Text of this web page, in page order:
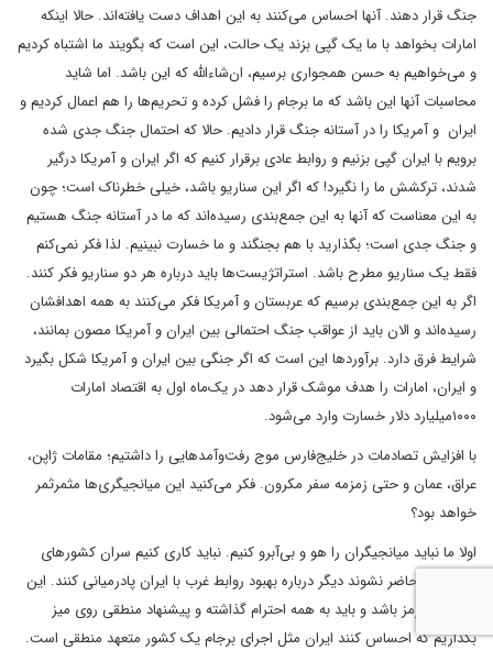
جنگ قرار دهند. آنها احساس می‌کنند به این اهداف دست یافته‌اند. حالا اینکه
امارات بخواهد با ما یک گپی بزند یک حالت، این است که بگویند ما اشتباه کردیم
و می‌خواهیم به حسن همجواری برسیم، ان‌شاءالله که این باشد. اما شاید
محاسبات آنها این باشد که ما برجام را فشل کرده و تحریم‌ها را هم اعمال کردیم و
ایران و آمریکا را در آستانه جنگ قرار دادیم. حالا که احتمال جنگ جدی شده
برویم با ایران گپی بزنیم و روابط عادی برقرار کنیم که اگر ایران و آمریکا درگیر
شدند، ترکشش ما را نگیرد! که اگر این سناریو باشد، خیلی خطرناک است؛ چون
به این معناست که آنها به این جمع‌بندی رسیده‌اند که ما در آستانه جنگ هستیم
و جنگ جدی است؛ بگذارید با هم بجنگند و ما خسارت نبینیم. لذا فکر نمی‌کنم
فقط یک سناریو مطرح باشد. استراتژیست‌ها باید درباره هر دو سناریو فکر کنند.
اگر به این جمع‌بندی برسیم که عربستان و آمریکا فکر می‌کنند به همه اهدافشان
رسیده‌اند و الان باید از عواقب جنگ احتمالی بین ایران و آمریکا مصون بمانند،
شرایط فرق دارد. برآوردها این است که اگر جنگی بین ایران و آمریکا شکل بگیرد
و ایران، امارات را هدف موشک قرار دهد در یک‌ماه اول به اقتصاد امارات
۱۰۰۰میلیارد دلار خسارت وارد می‌شود.
با افزایش تصادمات در خلیج‌فارس موج رفت‌وآمدهایی را داشتیم؛ مقامات ژاپن،
عراق، عمان و حتی زمزمه سفر مکرون. فکر می‌کنید این میانجیگری‌ها مثمرثمر
خواهد بود؟
اولا ما نباید میانجیگران را هو و بی‌آبرو کنیم. نباید کاری کنیم سران کشورهای
معتبر دنیا حاضر نشوند دیگر درباره بهبود روابط غرب با ایران پادرمیانی کنند. این
باید خط قرمز باشد و باید به همه احترام گذاشته و پیشنهاد منطقی روی میز
بگذاریم که احساس کنند ایران مثل اجرای برجام یک کشور متعهد منطقی است.